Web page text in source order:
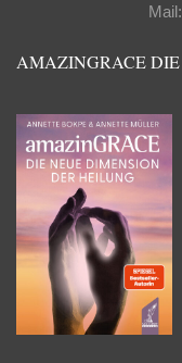
AMAZINGRACE